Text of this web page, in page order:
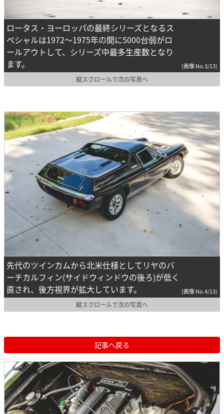
ロータス・ヨーロッパの最終シリーズとなるス
ペシャルは1972～1975年の間に5000台弱がロ
ールアウトして、シリーズ中最多生産数となり
ます。
(画像 No.3/13)
縦スクロールで次の写真へ
先代のツインカムから北米仕様としてリヤのバ
ーチカルフィン(サイドウィンドウの後ろ)が低く
直され、後方視界が拡大しています。
(画像 No.4/13)
縦スクロールで次の写真へ
記事へ戻る